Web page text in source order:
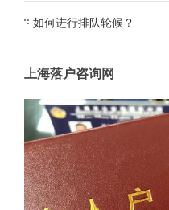
如何进行排队轮候？
上海落户咨询网